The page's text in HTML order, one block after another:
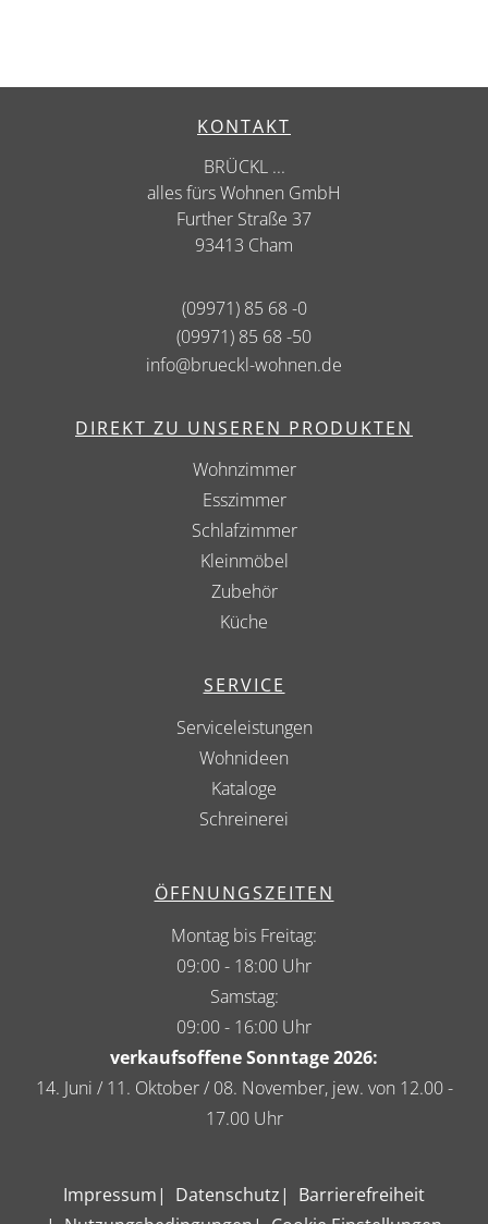
KONTAKT
BRÜCKL ...
alles fürs Wohnen GmbH
Further Straße 37
93413 Cham
(09971) 85 68 -0
(09971) 85 68 -50
info@brueckl-wohnen.de
DIREKT ZU UNSEREN PRODUKTEN
Wohnzimmer
Esszimmer
Schlafzimmer
Kleinmöbel
Zubehör
Küche
SERVICE
Serviceleistungen
Wohnideen
Kataloge
Schreinerei
ÖFFNUNGSZEITEN
Montag bis Freitag:
09:00 - 18:00 Uhr
Samstag:
09:00 - 16:00 Uhr
verkaufsoffene Sonntage 2026:
14. Juni / 11. Oktober / 08. November, jew. von 12.00 -
17.00 Uhr
Impressum Datenschutz
Barrierefreiheit